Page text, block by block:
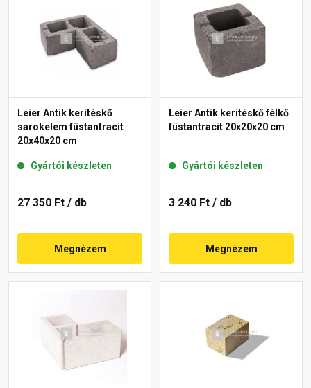
Leier Antik kerítéskő
sarokelem füstantracit
20x40x20 cm
Gyártói készleten
27 350 Ft / db
Megnézem
Leier Antik kerítéskő félkő
füstantracit 20x20x20 cm
Gyártói készleten
3 240 Ft / db
Megnézem